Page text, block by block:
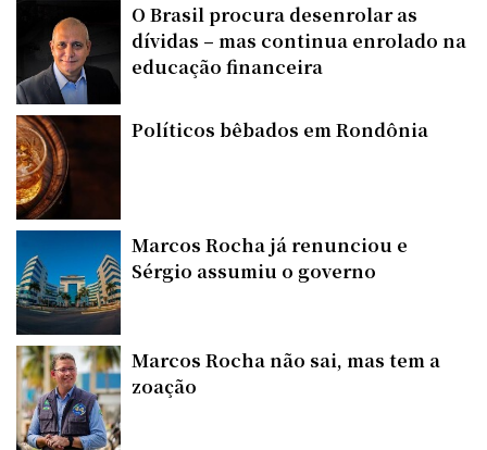
O Brasil procura desenrolar as
dívidas – mas continua enrolado na
educação financeira
Políticos bêbados em Rondônia
Marcos Rocha já renunciou e
Sérgio assumiu o governo
Marcos Rocha não sai, mas tem a
zoação